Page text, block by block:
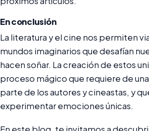
En conclusión
La literatura y el cine nos permiten
mundos imaginarios que desafían
hacen soñar. La creación de estos
proceso mágico que requiere de
parte de los autores y cineastas, y
experimentar emociones únicas.